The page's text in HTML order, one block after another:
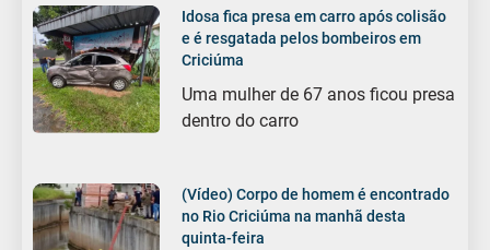
Idosa fica presa em carro após colisão
e é resgatada pelos bombeiros em
Criciúma
Uma mulher de 67 anos ficou presa
dentro do carro
(Vídeo) Corpo de homem é encontrado
no Rio Criciúma na manhã desta
quinta-feira